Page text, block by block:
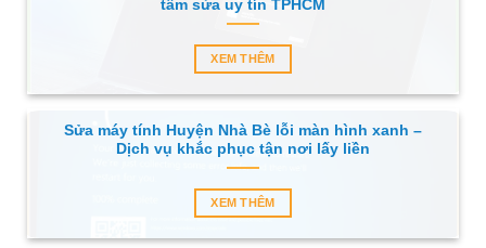
tâm sửa uy tín TPHCM
XEM THÊM
Sửa máy tính Huyện Nhà Bè lỗi màn hình xanh –
Dịch vụ khắc phục tận nơi lấy liền
XEM THÊM